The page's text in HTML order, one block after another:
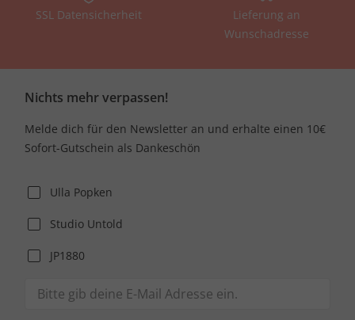
SSL Datensicherheit
Lieferung an
Wunschadresse
Nichts mehr verpassen!
Melde dich für den Newsletter an und erhalte einen 10€
Sofort-Gutschein als Dankeschön
Ulla Popken
Studio Untold
JP1880